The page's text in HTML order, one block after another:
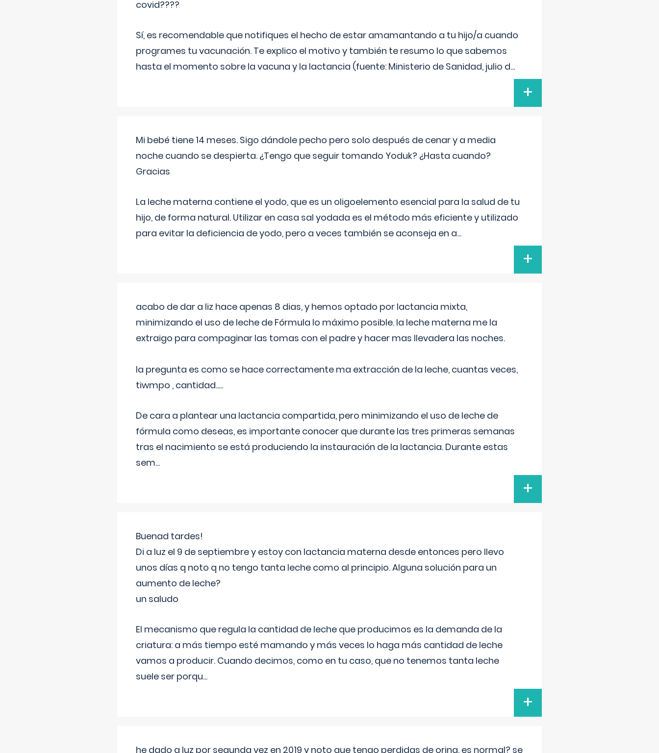
covid????
Sí, es recomendable que notifiques el hecho de estar amamantando a tu hijo/a cuando
programes tu vacunación. Te explico el motivo y también te resumo lo que sabemos
hasta el momento sobre la vacuna y la lactancia (fuente: Ministerio de Sanidad, julio d...
+
Mi bebé tiene 14 meses. Sigo dándole pecho pero solo después de cenar y a media
noche cuando se despierta. ¿Tengo que seguir tomando Yoduk? ¿Hasta cuando?
Gracias
La leche materna contiene el yodo, que es un oligoelemento esencial para la salud de tu
hijo, de forma natural. Utilizar en casa sal yodada es el método más eficiente y utilizado
para evitar la deficiencia de yodo, pero a veces también se aconseja en a...
+
acabo de dar a liz hace apenas 8 dias, y hemos optado por lactancia mixta,
minimizando el uso de leche de Fórmula lo máximo posible. la leche materna me la
extraigo para compaginar las tomas con el padre y hacer mas llevadera las noches.
la pregunta es como se hace correctamente ma extracción de la leche, cuantas veces,
tiwmpo , cantidad.....
De cara a plantear una lactancia compartida, pero minimizando el uso de leche de
fórmula como deseas, es importante conocer que durante las tres primeras semanas
tras el nacimiento se está produciendo la instauración de la lactancia. Durante estas
sem...
+
Buenad tardes!
Di a luz el 9 de septiembre y estoy con lactancia materna desde entonces pero llevo
unos días q noto q no tengo tanta leche como al principio. Alguna solución para un
aumento de leche?
un saludo
El mecanismo que regula la cantidad de leche que producimos es la demanda de la
criatura: a más tiempo esté mamando y más veces lo haga más cantidad de leche
vamos a producir. Cuando decimos, como en tu caso, que no tenemos tanta leche
suele ser porqu...
+
he dado a luz por segunda vez en 2019 y noto que tengo perdidas de orina. es normal? se